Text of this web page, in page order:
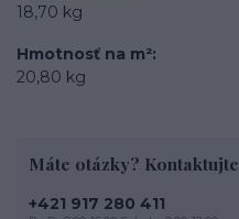
18,70 kg
Hmotnosť na m²
20,80 kg
Máte otázky?
+421 917 280 411